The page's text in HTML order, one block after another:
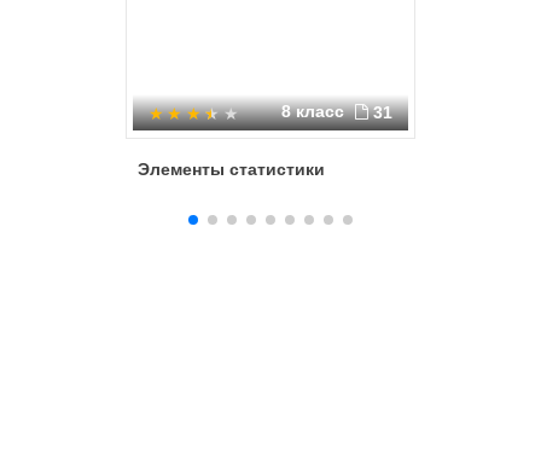
8 класс 31
Элементы статистики